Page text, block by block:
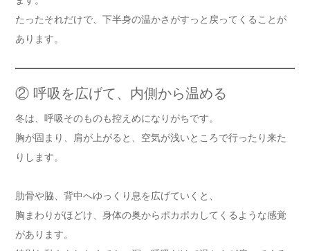
たったそれだけで、下半身の温かさがすっと戻ってくることが
あります。
② 呼吸を広げて、内側から温める
冬は、呼吸そのものも控えめになりがちです。
胸が固まり、肩が上がると、空気が浅いところで行ったり来た
りします。
肋骨や脇、背中へゆっくり息を広げていくと、
胸まわりがほどけ、身体の奥からポカポカしてくるような感覚
があります。